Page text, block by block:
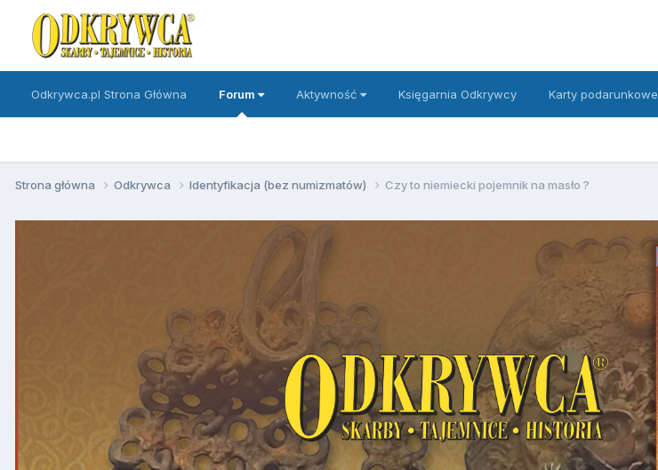
Odkrywca.pl Strona Główna Forum Aktywność Księgarnia Odkrywcy Karty podarunkowe
Strona główna Odkrywca Identyfikacja (bez numizmatów) Czy to niemiecki pojemnik na masło ?